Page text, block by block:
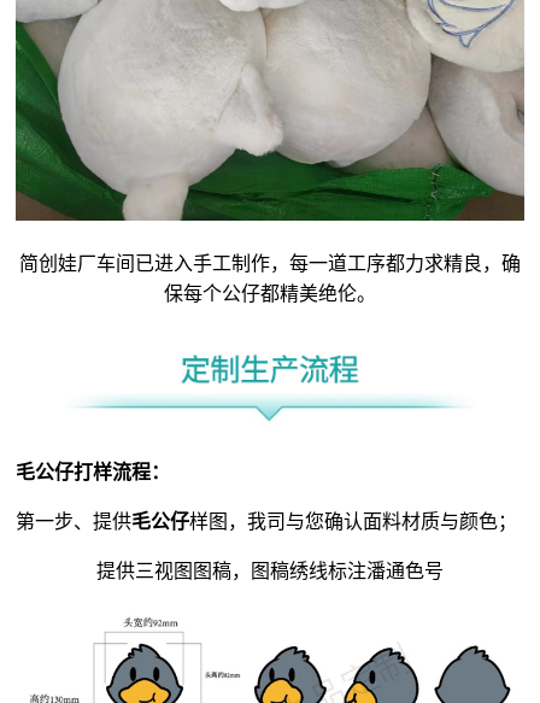
简创娃厂车间已进入手工制作，每一道工序都力求精良，确
保每个公仔都精美绝伦。
毛公仔打样流程：
第一步、提供毛公仔样图，我司与您确认面料材质与颜色；
提供三视图图稿，图稿绣线标注潘通色号